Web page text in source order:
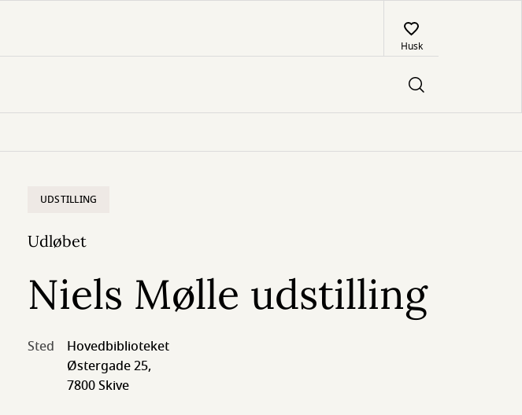
Husk
UDSTILLING
Udløbet
Niels Mølle udstilling
Sted
Hovedbiblioteket
Østergade 25,
7800 Skive